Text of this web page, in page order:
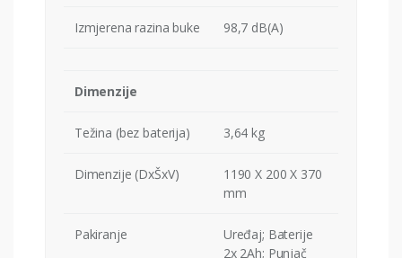
Izmjerena razina buke 98,7 dB(A)
Dimenzije
Težina (bez baterija) 3,64 kg
Dimenzije (DxŠxV)
1190 X 200 X 370
mm
Pakiranje
Uređaj; Baterije
2x 2Ah; Punjač